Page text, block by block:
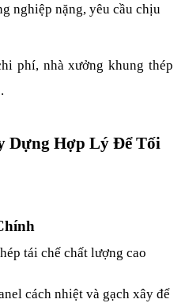
nghiệp nặng, yêu cầu chịu
phí, nhà xưởng khung thép
Dựng Hợp Lý Để Tối
tái chế chất lượng cao
cách nhiệt và gạch xây để